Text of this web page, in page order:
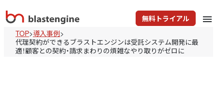
無料トライアル menu
TOP>導入事例>
代理契約ができるブラストエンジンは受託システム開発に最
適！顧客との契約・請求まわりの煩雑なやり取りがゼロに